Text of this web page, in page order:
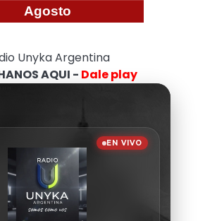
Agosto
Unyka Argentina
AQUI - Dale play